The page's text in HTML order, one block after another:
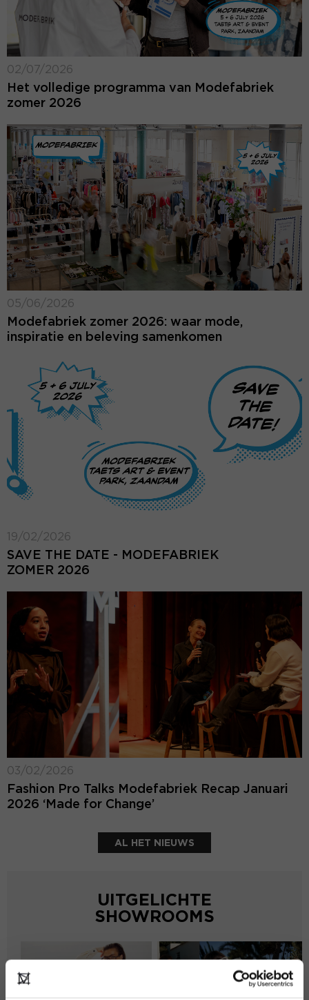
02/07/2026
Het volledige programma van Modefabriek
zomer 2026
05/06/2026
Modefabriek zomer 2026: waar mode,
inspiratie en beleving samenkomen
19/02/2026
SAVE THE DATE - MODEFABRIEK
ZOMER 2026
03/02/2026
Fashion Pro Talks Modefabriek Recap Januari
2026 ‘Made for Change’
AL HET NIEUWS
UITGELICHTE
SHOWROOMS